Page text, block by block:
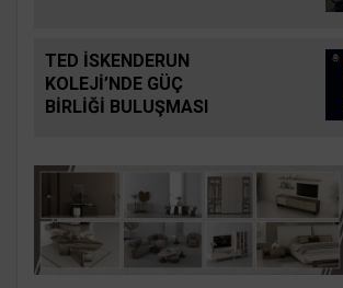
TED İSKENDERUN
KOLEJİ’NDE GÜÇ
BİRLİĞİ BULUŞMASI